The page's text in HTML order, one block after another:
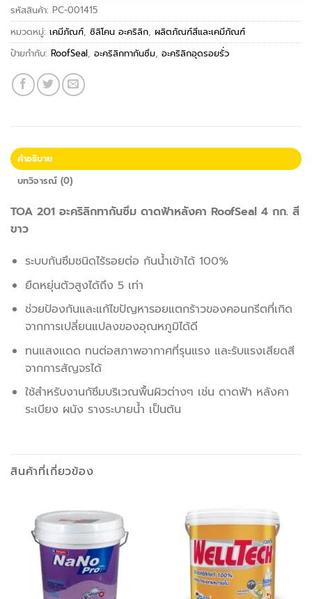
รหัสสินค้า: PC-001415
หมวดหมู่: เคมีภัณฑ์, ซิลิโคน อะคริลิก, ผลิตภัณฑ์สีและเคมีภัณฑ์
ป้ายกำกับ: RoofSeal, อะคริลิกทากันซึม, อะคริลิกอุดรอยรั่ว
คำอธิบาย
บทวิจารณ์ (0)
TOA 201 อะคริลิกทากันซึม ดาดฟ้าหลังคา RoofSeal 4 กก. สี
ขาว
ระบบกันซึมชนิดไร้รอยต่อ กันน้ำเข้าได้ 100%
ยืดหยุ่นตัวสูงได้ถึง 5 เท่า
ช่วยป้องกันและแก้ไขปัญหารอยแตกร้าวของคอนกรีตที่เกิด
จากการเปลี่ยนแปลงของอุณหภูมิได้ดี
ทนแสงแดด ทนต่อสภาพอากาศที่รุนแรง และรับแรงเสียดสี
จากการสัญจรได้
ใช้สำหรับงานกัซึมบริเวณพื้นผิวต่างๆ เช่น ดาดฟ้า หลังคา
ระเบียง ผนัง รางระบายน้ำ เป็นต้น
สินค้าที่เกี่ยวข้อง